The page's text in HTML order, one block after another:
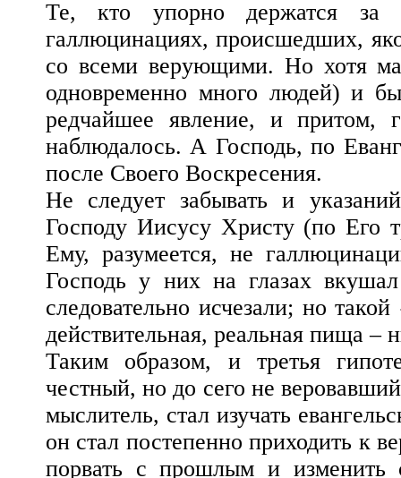
Те, кто упорно держатся за
галлюцинациях, происшедших,
со всеми верующими. Но хотя
одновременно много людей) и
редчайшее явление, и притом,
наблюдалось. А Господь, по
после Своего Воскресения.
Не следует забывать и
Господу Иисусу Христу (по Его
Ему, разумеется, не
Господь у них на глазах
следовательно исчезали; но
действительная, реальная пища –
Таким образом, и третья
честный, но до сего не
мыслитель, стал изучать
он стал постепенно приходить к
порвать с прошлым и изменить